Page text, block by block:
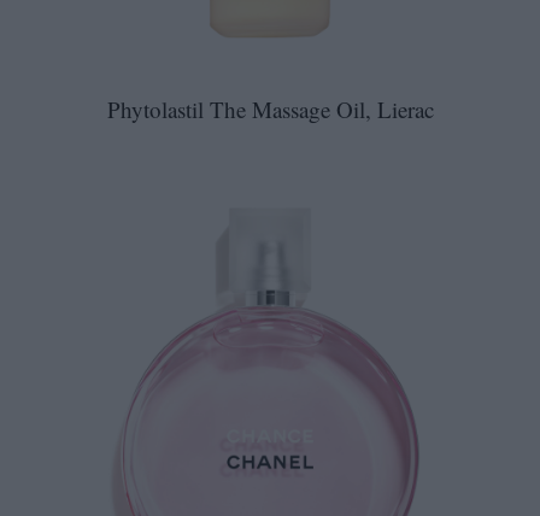
Phytolastil The Massage Oil, Lierac